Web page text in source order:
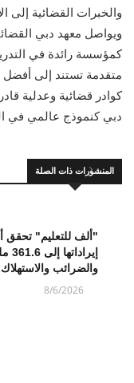
والخبرات القضائية إلى
ويواصل معهد دبي
كمؤسسة رائدة في
متقدمة تستند إلى أفضل
كوادر قضائية وعدلية
دبي كنموذج عالمي في
المنشورات ذات الصلة
والضرائب والاستهلاك
8/6/2026